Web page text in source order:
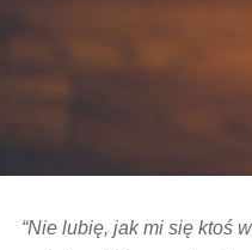
“Nie lubię, jak mi się ktoś